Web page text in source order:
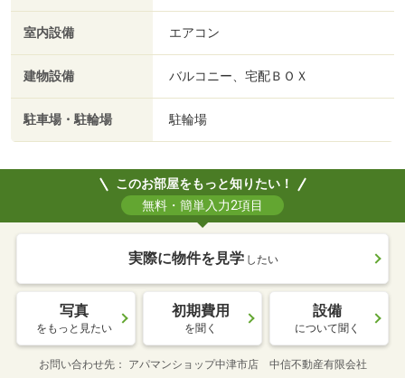
室内設備 エアコン
建物設備 バルコニー、宅配ＢＯＸ
駐車場・駐輪場 駐輪場
このお部屋をもっと知りたい！
無料・簡単入力2項目
実際に物件を見学 したい
写真
をもっと見たい
初期費用
を聞く
設備
について聞く
お問い合わせ先 アパマンショップ中津市店 中信不動産有限会社